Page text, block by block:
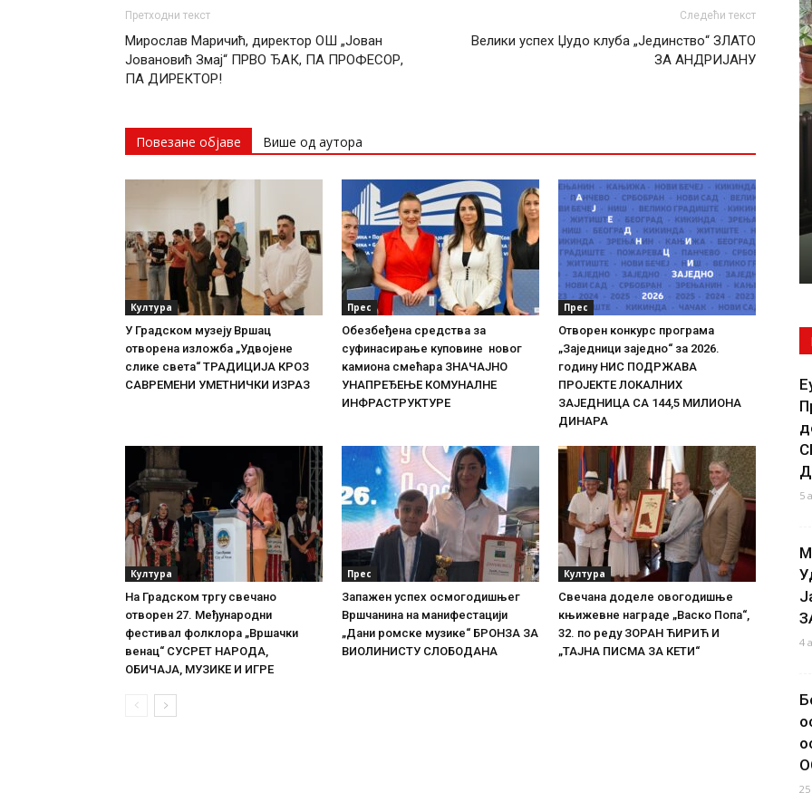
Претходни текст
Мирослав Маричић, директор ОШ „Јован
Јовановић Змај“ ПРВО ЂАК, ПА ПРОФЕСОР,
ПА ДИРЕКТОР!
Следећи текст
Велики успех Џудо клуба „Јединство“ ЗЛАТО
ЗА АНДРИЈАНУ
Повезане објаве Више од аутора
Култура
У Градском музеју Вршац
отворена изложба „Удвојене
слике света“ ТРАДИЦИЈА КРОЗ
САВРЕМЕНИ УМЕТНИЧКИ ИЗРАЗ
Прес
Обезбеђена средства за
суфинасирање куповине новог
камиона смећара ЗНАЧАЈНО
УНАПРЕЂЕЊЕ КОМУНАЛНЕ
ИНФРАСТРУКТУРЕ
Прес
Отворен конкурс програма
„Заједници заједно“ за 2026.
годину НИС ПОДРЖАВА
ПРОЈЕКТЕ ЛОКАЛНИХ
ЗАЈЕДНИЦА СА 144,5 МИЛИОНА
ДИНАРА
Култура
На Градском тргу свечано
отворен 27. Међународни
фестивал фолклора „Вршачки
венац“ СУСРЕТ НАРОДА,
ОБИЧАЈА, МУЗИКЕ И ИГРЕ
Прес
Запажен успех осмогодишњег
Вршчанина на манифестацији
„Дани ромске музике“ БРОНЗА ЗА
ВИОЛИНИСТУ СЛОБОДАНА
Култура
Свечана доделе овогодишње
књижевне награде „Васко Попа“,
32. по реду ЗОРАН ЋИРИЋ И
„ТАЈНА ПИСМА ЗА КЕТИ“
5
4